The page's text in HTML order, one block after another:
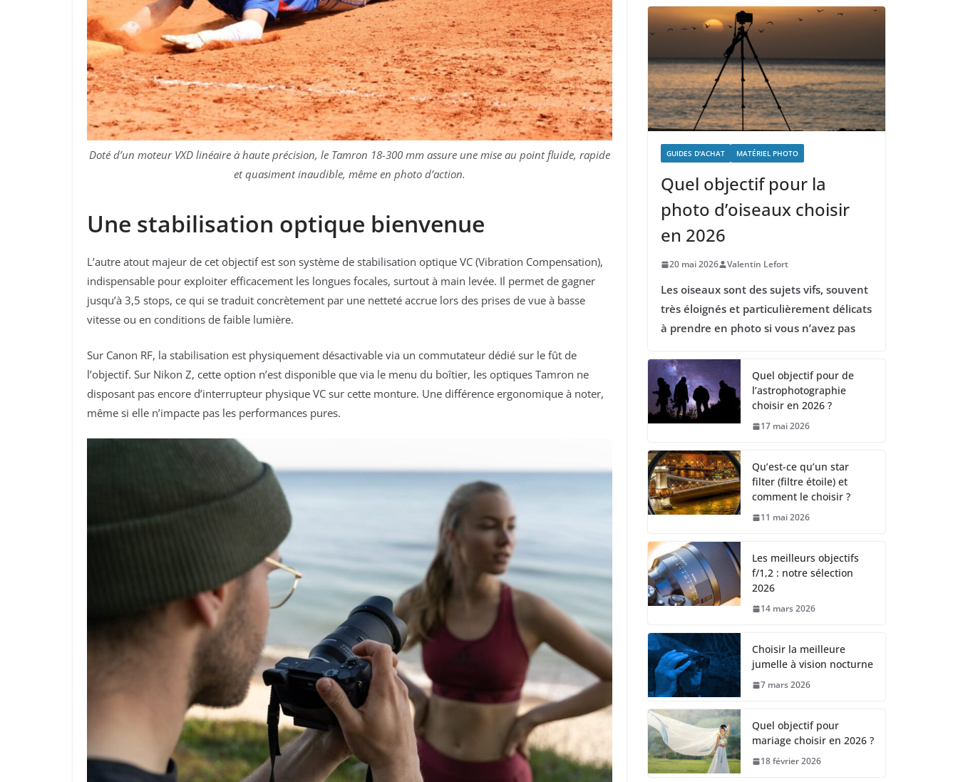
Doté d’un moteur VXD linéaire à haute précision, le Tamron 18-300 mm assure une mise au point fluide, rapide
et quasiment inaudible, même en photo d’action.
Une stabilisation optique bienvenue
L’autre atout majeur de cet objectif est son système de stabilisation optique VC (Vibration Compensation),
indispensable pour exploiter efficacement les longues focales, surtout à main levée. Il permet de gagner
jusqu’à 3,5 stops, ce qui se traduit concrètement par une netteté accrue lors des prises de vue à basse
vitesse ou en conditions de faible lumière.
Sur Canon RF, la stabilisation est physiquement désactivable via un commutateur dédié sur le fût de
l’objectif. Sur Nikon Z, cette option n’est disponible que via le menu du boîtier, les optiques Tamron ne
disposant pas encore d’interrupteur physique VC sur cette monture. Une différence ergonomique à noter,
même si elle n’impacte pas les performances pures.
GUIDES D'ACHAT MATÉRIEL PHOTO
Quel objectif pour la
photo d’oiseaux choisir
en 2026
20 mai 2026 Valentin Lefort
Les oiseaux sont des sujets vifs, souvent
très éloignés et particulièrement délicats
à prendre en photo si vous n’avez pas
Quel objectif pour de
l’astrophotographie
choisir en 2026 ?
17 mai 2026
Qu’est-ce qu’un star
filter (filtre étoile) et
comment le choisir ?
11 mai 2026
Les meilleurs objectifs
f/1,2 : notre sélection
2026
14 mars 2026
Choisir la meilleure
jumelle à vision nocturne
7 mars 2026
Quel objectif pour
mariage choisir en 2026 ?
18 février 2026